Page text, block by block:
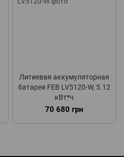
Литиевая аккумуляторная
батарея FEB LV5120-W, 5.12
кВт*ч
70 680 грн